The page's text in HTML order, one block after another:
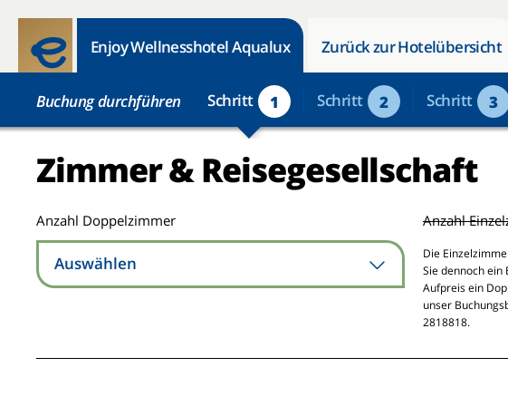
Enjoy Wellnesshotel Aqualux Zurück zur Hotelübersicht
Buchung durchführen Schritt 1 Schritt 2 Schritt 3
Zimmer & Reisegesellschaft
Anzahl Doppelzimmer
Auswählen
Anzahl
Die
Sie dennoch ein
Aufpreis ein
unser
2818818.